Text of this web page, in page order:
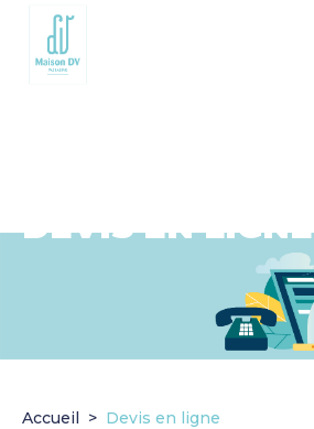
Go to
main
content
DEVIS EN LIGNE
Accueil Devis en ligne